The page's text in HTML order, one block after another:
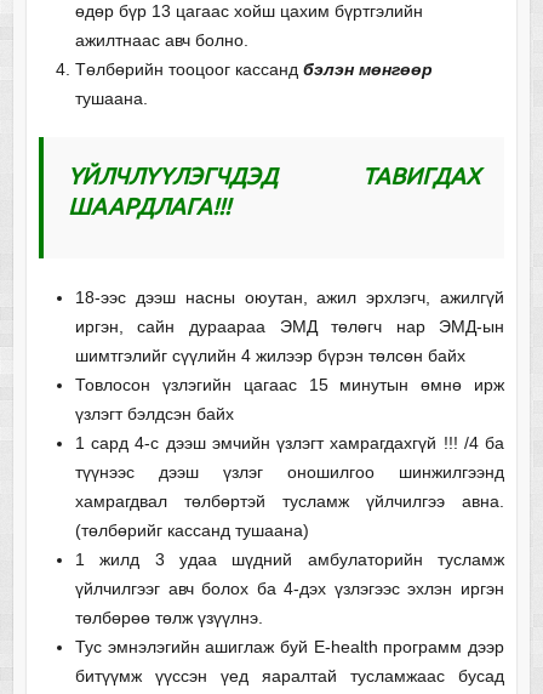
өдөр бүр 13 цагаас хойш цахим бүртгэлийн
ажилтнаас авч болно.
Төлбөрийн тооцоог кассанд бэлэн мөнгөөр
тушаана.
ҮЙЛЧЛҮҮЛЭГЧДЭД ТАВИГДАХ
ШААРДЛАГА!!!
18-ээс дээш насны оюутан, ажил эрхлэгч, ажилгүй
иргэн, сайн дураараа ЭМД төлөгч нар ЭМД-ын
шимтгэлийг сүүлийн 4 жилээр бүрэн төлсөн байх
Товлосон үзлэгийн цагаас 15 минутын өмнө ирж
үзлэгт бэлдсэн байх
1 сард 4-с дээш эмчийн үзлэгт хамрагдахгүй !!! /4 ба
түүнээс дээш үзлэг оношилгоо шинжилгээнд
хамрагдвал төлбөртэй тусламж үйлчилгээ авна.
(төлбөрийг кассанд тушаана)
1 жилд 3 удаа шүдний амбулаторийн тусламж
үйлчилгээг авч болох ба 4-дэх үзлэгээс эхлэн иргэн
төлбөрөө төлж үзүүлнэ.
Тус эмнэлэгийн ашиглаж буй E-health программ дээр
битүүмж үүссэн үед яаралтай тусламжаас бусад